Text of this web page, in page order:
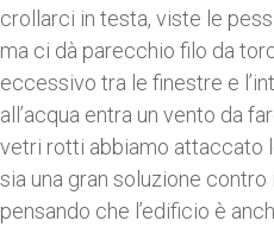
crollarci in testa, viste le
ma ci dà parecchio filo da
eccessivo tra le finestre e
all’acqua entra un vento da
vetri rotti abbiamo attaccato
sia una gran soluzione
pensando che l’edificio è